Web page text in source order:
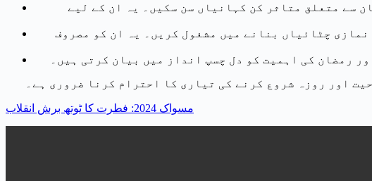
سے متعلق متاثر کن کہانیاں سن سکیں۔ یہ ان کے لیے
چٹائیاں بنانے میں مشغول کریں۔ یہ ان کو مصروف
رمضان کی اہمیت کو دل چسپ انداز میں بیان کرتی ہیں۔
اور روزہ شروع کرنے کی تیاری کا احترام کرنا ضروری ہے۔
مسواک 2024: فطرت کا ٹوتھ برش انقلاب